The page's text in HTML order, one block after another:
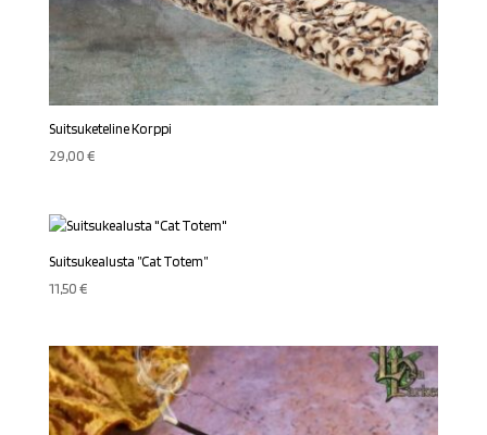
Suitsuketeline Korppi
29,00€
Suitsukealusta ”Cat Totem”
11,50€